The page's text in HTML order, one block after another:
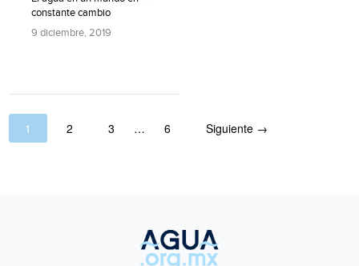
constante cambio
9 diciembre, 2019
1 2 3 … 6 Siguiente →